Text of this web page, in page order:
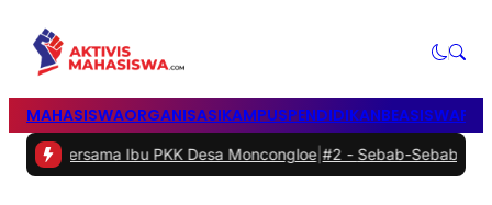
MAHASISWAORGANISASIKAMPUSPENDIDIKANBEASISWA
Ibu PKK Desa Moncongloe|#2 -Sebab-Sebab Terwujudnya